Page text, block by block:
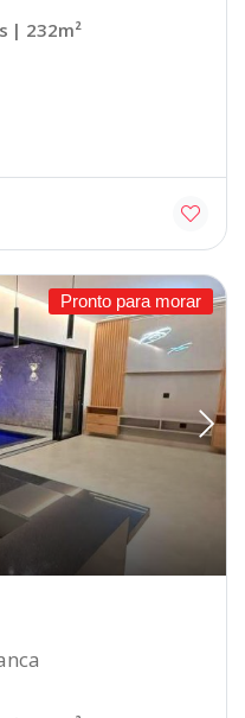
| 232m²
Pronto para morar